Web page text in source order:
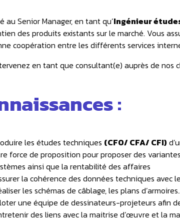
au Senior Manager, en tant qu’Ingénieur
des produits existants sur le marché. Vous
coopération entre les différents services
en tant que consultant(e) auprès de
:
les études techniques (CFO/ CFA/ CFI)
force de proposition pour proposer des
ainsi que la rentabilité des affaires
la cohérence des données techniques avec
les schémas de câblage, les plans
une équipe de dessinateurs-projeteurs afin
des liens avec la maitrise d’œuvre et la